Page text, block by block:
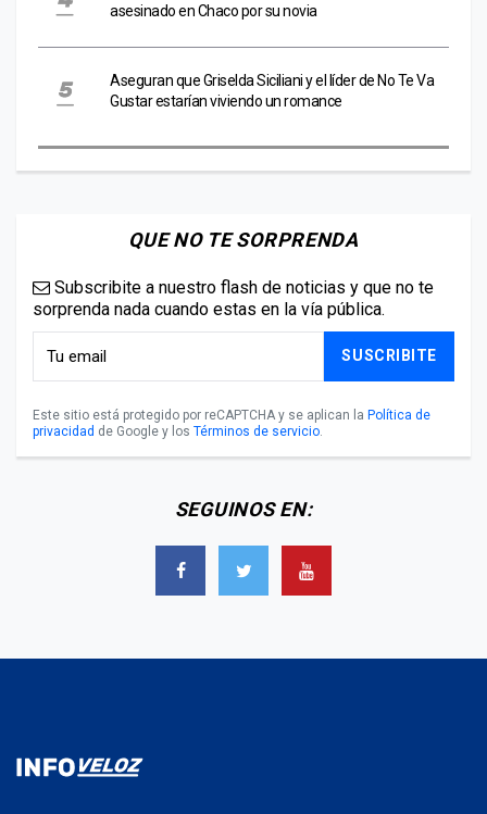
asesinado en Chaco por su novia
Aseguran que Griselda Siciliani y el líder de No Te Va
Gustar estarían viviendo un romance
QUE NO TE SORPRENDA
Subscribite a nuestro flash de noticias y que no te
sorprenda nada cuando estas en la vía pública.
SUSCRIBITE
Este sitio está protegido por reCAPTCHA y se aplican la Política de
privacidad de Google y los Términos de servicio.
SEGUINOS EN: